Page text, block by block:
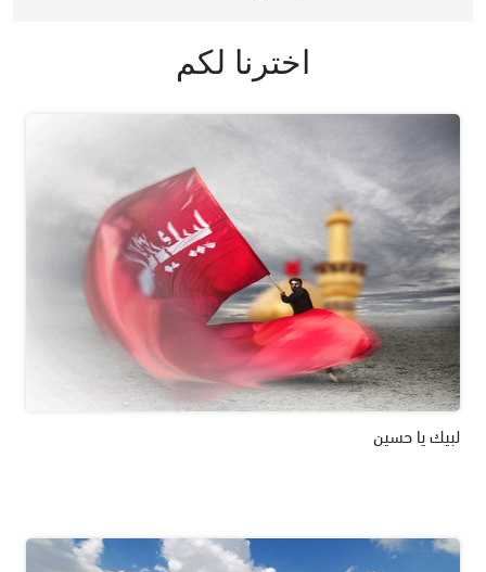
اخترنا لكم
لبيك يا حسين